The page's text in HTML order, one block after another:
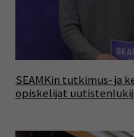
SEAMKin tutkimus- ja
opiskelijat